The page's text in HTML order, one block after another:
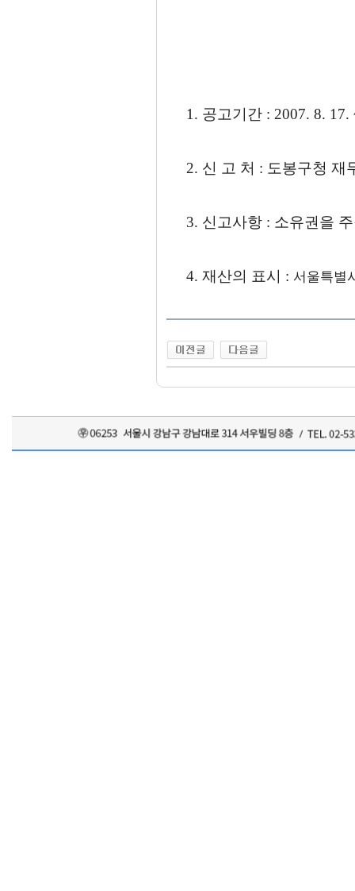
1. 공고기간 : 2007. 8.
2. 신 고 처 : 도봉구청 재
3. 신고사항 : 소유권을
4. 재산의 표시 : 서울특별